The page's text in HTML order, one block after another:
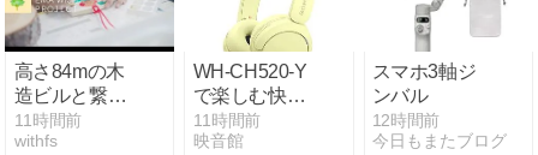
【慶良間諸島
巡り２日目 渡
嘉敷村 早朝の
阿波連（あは
れん）ビー
チ】
高さ84mの木
造ビルと繋が
る700枚の絵
馬｜三井不動
11時間前
withfs
WH-CH520-Y
で楽しむ快適
ワイヤレスヘ
ッドホン
11時間前
映音館
スマホ3軸ジ
ンバル
12時間前
今日もまたブログ